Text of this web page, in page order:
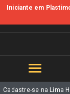
b
Iniciante em
Cadastre-se na Lima